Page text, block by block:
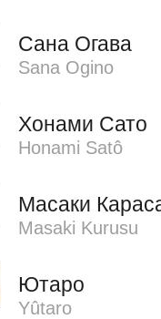
Сана Огава
Sana Ogino
Хонами Сато
Honami Satô
Масаки
Masaki Kurusu
Ютаро
Yûtaro